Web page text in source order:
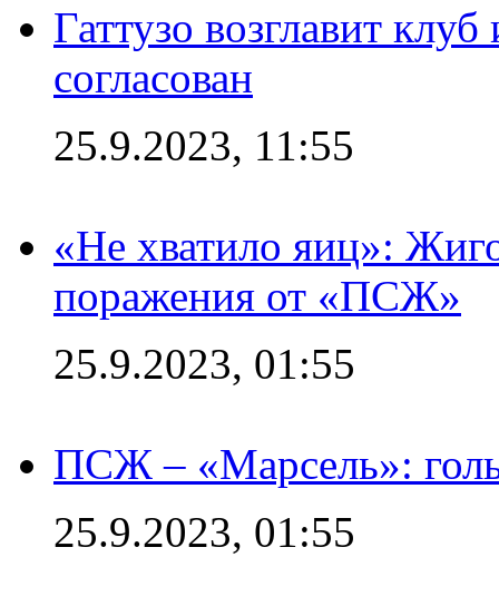
Гаттузо возглавит
согласован
25.9.2023, 11:55
«Не хватило яиц»:
поражения от «ПСЖ»
25.9.2023, 01:55
ПСЖ – «Марсель»:
25.9.2023, 01:55